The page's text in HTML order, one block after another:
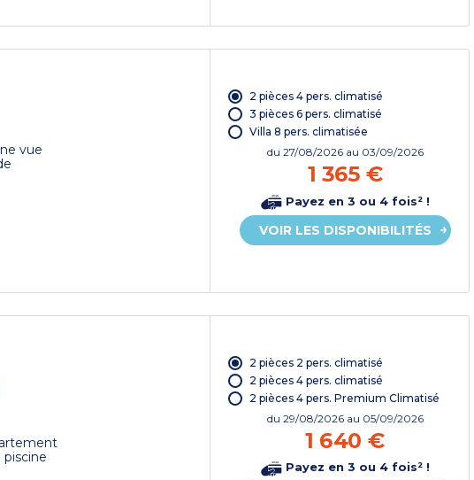
vue
2 pièces 4 pers. climatisé
3 pièces 6 pers. climatisé
Villa 8 pers. climatisée
du27/08/2026 au 03/09/2026
1 365 €
Payez en 3 ou 4 fois² !
VOIR LES DISPONIBILITÉS
piscine
2 pièces 2 pers. climatisé
2 pièces 4 pers. climatisé
2 pièces 4 pers. Premium Climatisé
du29/08/2026 au 05/09/2026
1 640 €
Payez en 3 ou 4 fois² !